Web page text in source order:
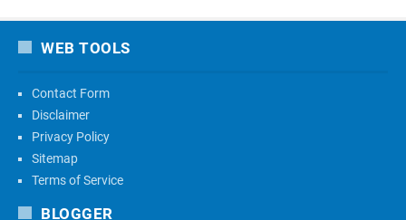
WEB TOOLS
Contact Form
Disclaimer
Privacy Policy
Sitemap
Terms of Service
BLOGGER